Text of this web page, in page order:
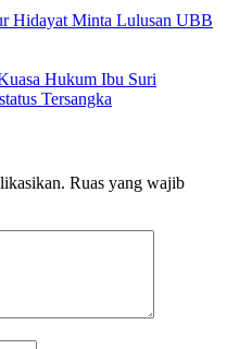
Hidayat Minta Lulusan UBB
Hukum Ibu Suri
Tersangka
Ruas yang wajib